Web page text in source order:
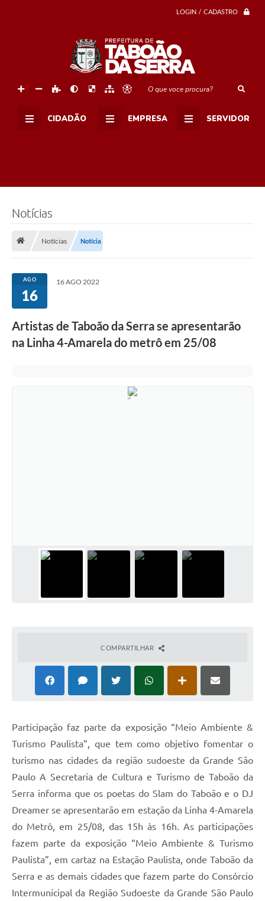
LOGIN / CADASTRO
O que voce procura?
CIDADÃO EMPRESA SERVIDOR
Notícias
Notícias Notícia
AGO
16
16 AGO 2022
Artistas de Taboão da Serra se apresentarão
na Linha 4-Amarela do metrô em 25/08
COMPARTILHAR
Participação faz parte da exposição “Meio Ambiente &
Turismo Paulista”, que tem como objetivo fomentar o
turismo nas cidades da região sudoeste da Grande São
Paulo A Secretaria de Cultura e Turismo de Taboão da
Serra informa que os poetas do Slam do Taboão e o DJ
Dreamer se apresentarão em estação da Linha 4-Amarela
do Metrô, em 25/08, das 15h às 16h. As participações
fazem parte da exposição “Meio Ambiente & Turismo
Paulista”, em cartaz na Estação Paulista, onde Taboão da
Serra e as demais cidades que fazem parte do Consórcio
Intermunicipal da Região Sudoeste da Grande São Paulo